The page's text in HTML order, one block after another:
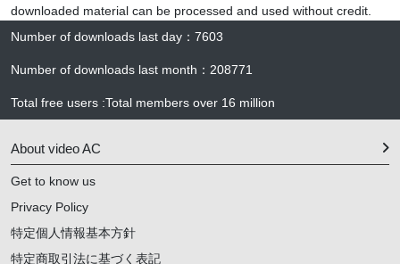
downloaded material can be processed and used without credit.
Number of downloads last day ： 7603
Number of downloads last month ： 208771
Total free users :Total members over 16 million
About video AC
Get to know us
Privacy Policy
特定個人情報基本方針
特定商取引法に基づく表記